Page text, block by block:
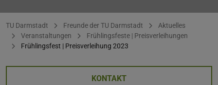
Sie befinden sich hier:
TU Darmstadt Freunde der TU Darmstadt
Aktuelles
Veranstaltungen
Frühlingsfeste | Preisverleihungen
Frühlingsfest | Preisverleihung 2023
KONTAKT